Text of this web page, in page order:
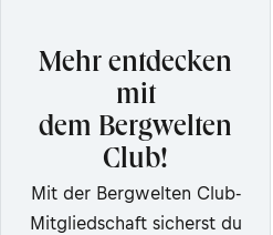
Mehr entdecken
mit
dem Bergwelten
Club!
Mit der Bergwelten Club-
Mitgliedschaft sicherst du